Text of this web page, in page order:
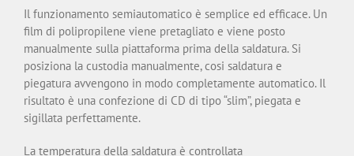
Il funzionamento semiautomatico è semplice ed efficace. Un
film di polipropilene viene pretagliato e viene posto
manualmente sulla piattaforma prima della saldatura. Si
posiziona la custodia manualmente, cosi saldatura e
piegatura avvengono in modo completamente automatico. Il
risultato è una confezione di CD di tipo “slim”, piegata e
sigillata perfettamente.
La temperatura della saldatura è controllata